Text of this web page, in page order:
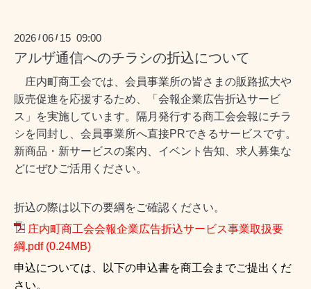
2026 /06 / 15 09:00
アルザ通信へのチラシの折込について
庄内町商工会では、会員事業所の皆さまの販路拡大や
販売促進を応援するため、「会報企業広告折込サービ
ス」を実施しています。隔月発行する商工会会報にチラ
シを同封し、会員事業所へ直接PRできるサービスです。
新商品・新サービスの案内、イベント告知、求人募集な
どにぜひご活用ください。
折込の際は以下の要綱をご確認ください。
庄内町商工会会報企業広告折込サービス事業取扱要
綱.pdf(0.24MB)
申込については、以下の申込書を商工会までご提出くだ
さい。